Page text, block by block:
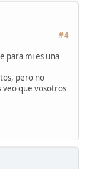
#4
para mi es una
pero no
veo que vosotros